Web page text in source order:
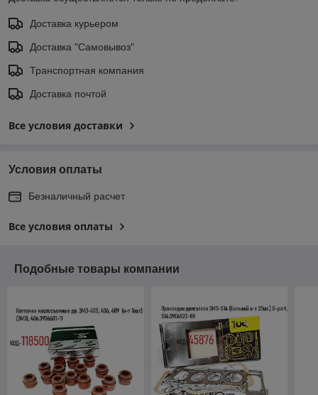
Доставка курьером
Доставка "Самовывоз"
Транспортная компания
Доставка почтой
Все условия доставки
Условия оплаты
Безналичный расчет
Все условия оплаты
Подобные товары компании